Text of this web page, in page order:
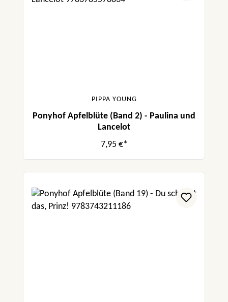
PIPPA YOUNG
Ponyhof Apfelblüte (Band 2) - Paulina und
Lancelot
7,95 €*